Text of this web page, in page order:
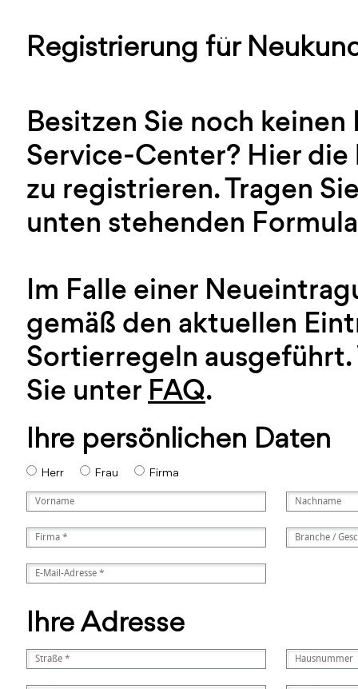
Registrierung für
Besitzen Sie noch
Service-Center? Hier
zu registrieren. Tragen
unten stehenden
Im Falle einer
gemäß den aktuellen
Sortierregeln
Sie unter FAQ.
Ihre persönlichen Daten
Herr Frau Firma
Ihre Adresse